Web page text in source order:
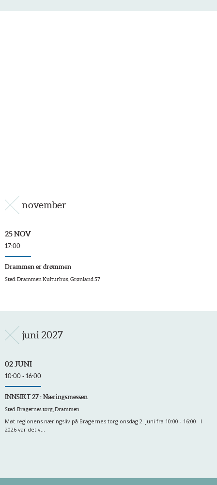
november
25 NOV
17:00
Drammen er drømmen
Sted: Drammen Kulturhus, Grønland 57
juni 2027
02 JUNI
10:00 - 16:00
INNSIKT 27 : Næringsmessen
Sted: Bragernes torg, Drammen
Møt regionens næringsliv på Bragernes torg onsdag 2. juni fra 10:00 - 16:00. I
2026 var det v...